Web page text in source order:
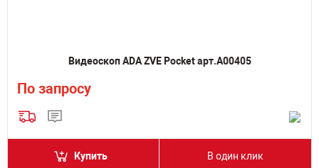
Видеоскоп ADA ZVE Pocket арт.А00405
По запросу
Купить В один клик